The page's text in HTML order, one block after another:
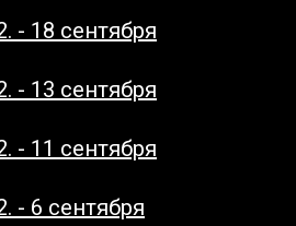
- 18 сентября
- 13 сентября
- 11 сентября
- 6 сентября